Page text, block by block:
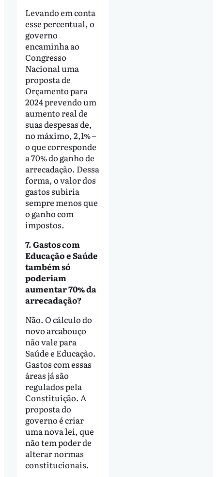
Levando em conta
esse percentual, o
governo
encaminha ao
Congresso
Nacional uma
proposta de
Orçamento para
2024 prevendo um
aumento real de
suas despesas de,
no máximo, 2,1% –
o que corresponde
a 70% do ganho de
arrecadação. Dessa
forma, o valor dos
gastos subiria
sempre menos que
o ganho com
impostos.
7. Gastos com
Educação e Saúde
também só
poderiam
aumentar 70% da
arrecadação?
Não. O cálculo do
novo arcabouço
não vale para
Saúde e Educação.
Gastos com essas
áreas já são
regulados pela
Constituição. A
proposta do
governo é criar
uma nova lei, que
não tem poder de
alterar normas
constitucionais.